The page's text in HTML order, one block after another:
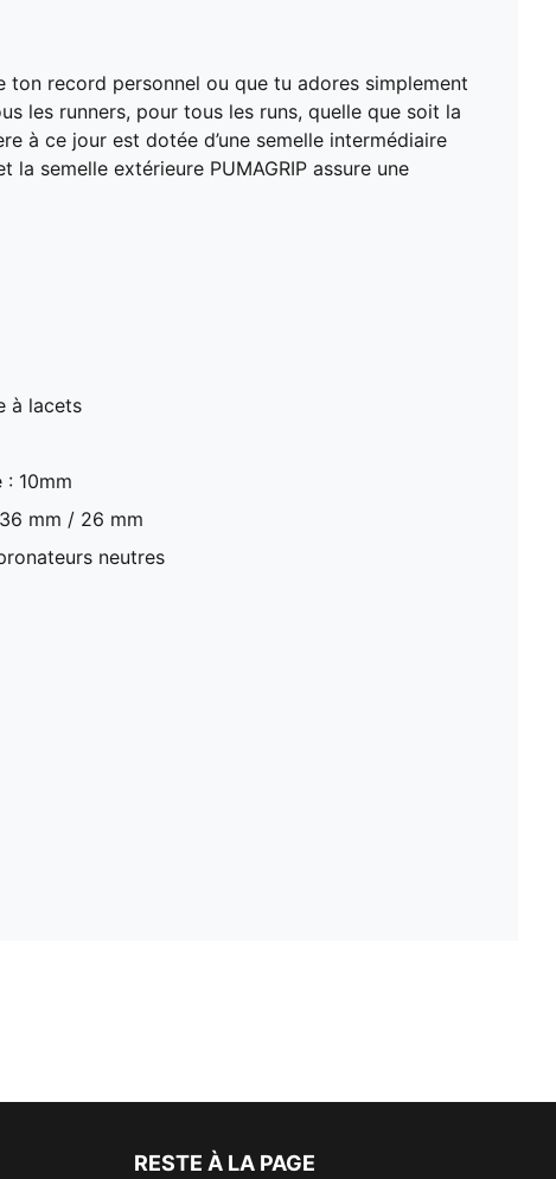
Talon : Talon plat
Dénivelé talon-pointe : 10mm
Hauteur de semelle : 36 mm / 26 mm
Recommandé pour : pronateurs neutres
record personnel ou que tu adores simplement
les runners, pour tous les runs, quelle que soit la
à ce jour est dotée d’une semelle intermédiaire
semelle extérieure PUMAGRIP assure une
à lacets
10mm
mm / 26 mm
neutres
RESTE À LA PAGE